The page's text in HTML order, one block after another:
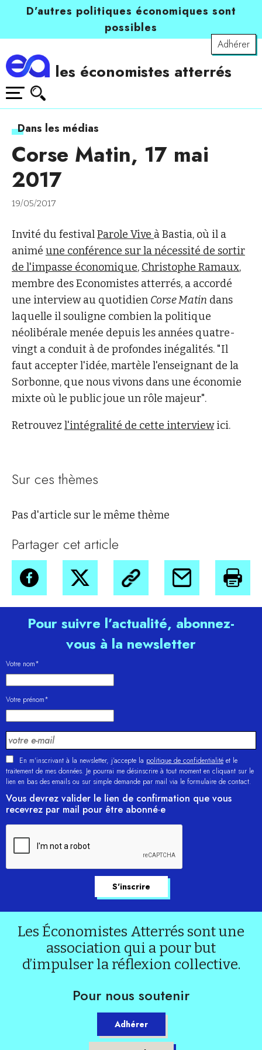
D’autres politiques économiques sont
possibles
Adhérer
les économistes atterrés
Dans les médias
Corse Matin, 17 mai
2017
19/05/2017
Invité du festivalParole Vive à Bastia, où il a
animé une conférence sur la nécessité de sortir
de l'impasse économique, Christophe Ramaux,
membre des Economistes atterrés, a accordé
une interview au quotidien Corse Matin dans
laquelle il souligne combien la politique
néolibérale menée depuis les années quatre-
vingt a conduit à de profondes inégalités. "Il
faut accepter l'idée, martèle l'enseignant de la
Sorbonne, que nous vivons dans une économie
mixte où le public joue un rôle majeur".
Retrouvez l'intégralité de cette interviewici.
Sur ces thèmes
Pas d'article sur le même thème
Partager cet article
Pour suivre l’actualité, abonnez-
vous à la newsletter
Votre nom*
Votre prénom*
En m'inscrivant à la newsletter, j’accepte la politique de confidentialité et le
traitement de mes données. Je pourrai me désinscrire à tout moment en cliquant sur le
lien en bas des emails ou sur simple demande par mail via le formulaire de contact.
Vous devrez valider le lien de confirmation que vous
recevrez par mail pour être abonné·e
Les Économistes Atterrés sont une
association qui a pour but
d’impulser la réflexion collective.
Pour nous soutenir
Adhérer